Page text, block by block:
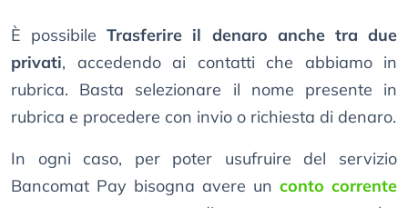
È possibileTrasferire il denaro anche tra due
privati, accedendo ai contatti che abbiamo in
rubrica. Basta selezionare il nome presente in
rubrica e procedere con invio o richiesta di denaro.
In ogni caso, per poter usufruire del servizio
Bancomat Pay bisogna avere un conto corrente